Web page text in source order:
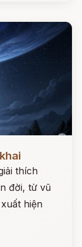
thích
đời, từ vũ
hiện